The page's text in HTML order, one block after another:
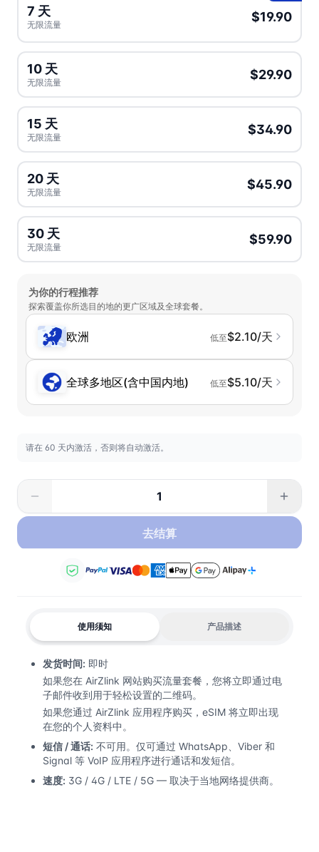
7 天
无限流量
$19.90
10 天
无限流量
$29.90
15 天
无限流量
$34.90
20 天
无限流量
$45.90
30 天
无限流量
$59.90
为你的行程推荐
探索覆盖你所选目的地的更广区域及全球套餐。
欧洲 低至$2.10/天
全球多地区(含中国内地) 低至$5.10/天
请在 60 天内激活，否则将自动激活。
去结算
使用须知 产品描述
发货时间: 即时
如果您在 AirZlink 网站购买流量套餐，您将立即通过电
子邮件收到用于轻松设置的二维码。
如果您通过 AirZlink 应用程序购买，eSIM 将立即出现
在您的个人资料中。
短信 / 通话: 不可用。仅可通过 WhatsApp、Viber 和
Signal 等 VoIP 应用程序进行通话和发短信。
速度: 3G / 4G / LTE / 5G — 取决于当地网络提供商。